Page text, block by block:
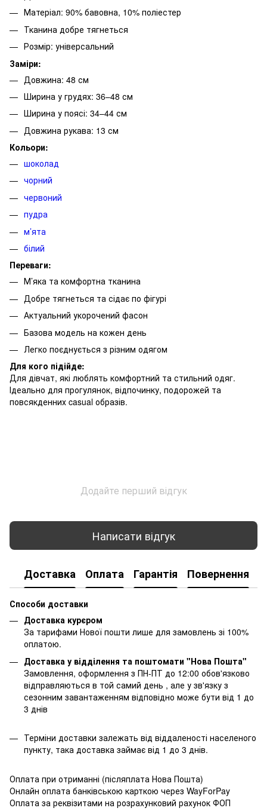
Матеріал: 90% бавовна, 10% поліестер
Тканина добре тягнеться
Розмір: універсальний
Заміри:
Довжина: 48 см
Ширина у грудях: 36–48 см
Ширина у поясі: 34–44 см
Довжина рукава: 13 см
Кольори:
шоколад
чорний
червоний
пудра
м’ята
білий
Переваги:
М’яка та комфортна тканина
Добре тягнеться та сідає по фігурі
Актуальний укорочений фасон
Базова модель на кожен день
Легко поєднується з різним одягом
Для кого підійде:
Для дівчат, які люблять комфортний та стильний одяг.
Ідеально для прогулянок, відпочинку, подорожей та
повсякденних casual образів.
Додайте перший відгук
Написати відгук
Доставка Оплата Гарантія Повернення
Способи доставки
Доставка курєром
За тарифами Нової пошти лише для замовлень зі 100%
оплатою.
Доставка у відділення та поштомати "Нова Пошта"
Замовлення, оформлення з ПН-ПТ до 12:00 обов'язково
відправляються в той самий день , але у зв'язку з
сезонним завантаженням відповідно може бути від 1 до
3 днів
Терміни доставки залежать від віддаленості населеного
пункту, така доставка займає від 1 до 3 днів.
Оплата при отриманні (післяплата Нова Пошта)
Онлайн оплата банківською карткою через WayForPay
Оплата за реквізитами на розрахунковий рахунок ФОП